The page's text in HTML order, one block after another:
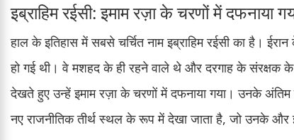
इब्राहिम रईसी: इमाम रज़ा के चरणों में दफनाया
हाल के इतिहास में सबसे चर्चित नाम इब्राहिम रईसी का है।
हो गई थी। वे मशहद के ही रहने वाले थे और दरगाह के
देखते हुए उन्हें इमाम रज़ा के चरणों में दफनाया गया। उनके
नए राजनीतिक तीर्थ स्थल के रूप में देखा जाता है, जो उनके और